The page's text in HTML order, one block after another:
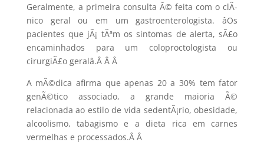
Geralmente, a primeira consulta Ã© feita com o clÃ­
nico geral ou em um gastroenterologista. âOs
pacientes que jÃ¡ tÃªm os sintomas de alerta, sÃ£o
encaminhados para um coloproctologista ou
cirurgiÃ£o geralâ.Â Â Â
A mÃ©dica afirma que apenas 20 a 30% tem fator
genÃ©tico associado, a grande maioria Ã©
relacionada ao estilo de vida sedentÃ¡rio, obesidade,
alcoolismo, tabagismo e a dieta rica em carnes
vermelhas e processados.Â Â